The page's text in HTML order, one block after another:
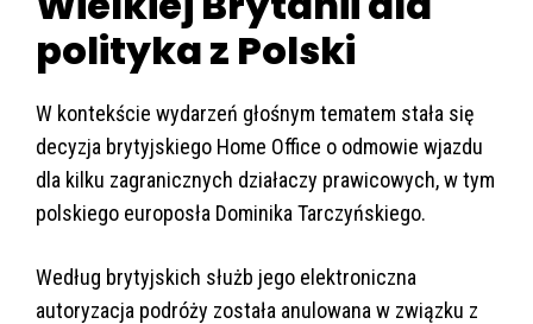
polityka z Polski
W kontekście wydarzeń głośnym tematem stała się
decyzja brytyjskiego Home Office o odmowie wjazdu
dla kilku zagranicznych działaczy prawicowych, w tym
polskiego europosła Dominika Tarczyńskiego.
Według brytyjskich służb jego elektroniczna
autoryzacja podróży została anulowana w związku z